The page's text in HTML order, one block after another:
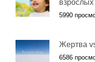
взрослых
5990
Жертва
6586